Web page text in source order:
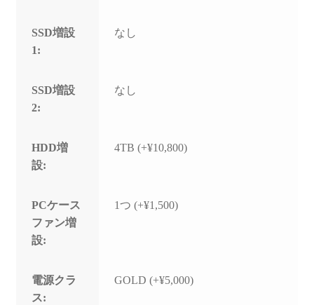
SSD増設
1:
なし
SSD増設
2:
なし
HDD増
設:
4TB (+¥10,800)
PCケース
ファン増
設:
1つ (+¥1,500)
電源クラ
ス:
GOLD (+¥5,000)